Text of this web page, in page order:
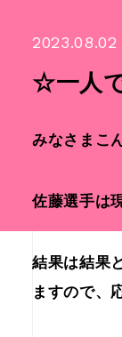
2023.08.02
☆一人
みなさまこ
佐藤選手は
結果は結果
ますので、